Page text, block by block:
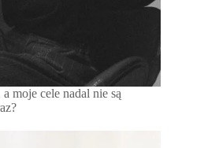
a moje cele nadal nie są